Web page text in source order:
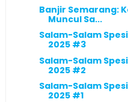
Banjir Semarang:
Muncul Sa...
Salam-Salam
2025 #3
Salam-Salam
2025 #2
Salam-Salam
2025 #1